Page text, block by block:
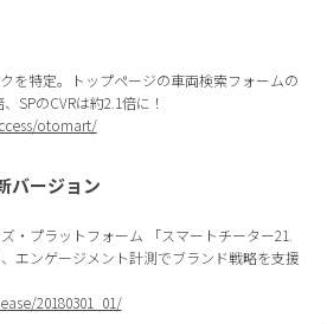
を特定。トップページの車両検索フォームの
SPのCVRは約2.1倍に！
otomart/
バージョン
・プラットフォーム 「スマートチーター21.
エンゲージメント計測でブランド戦略を支援
20180301_01/